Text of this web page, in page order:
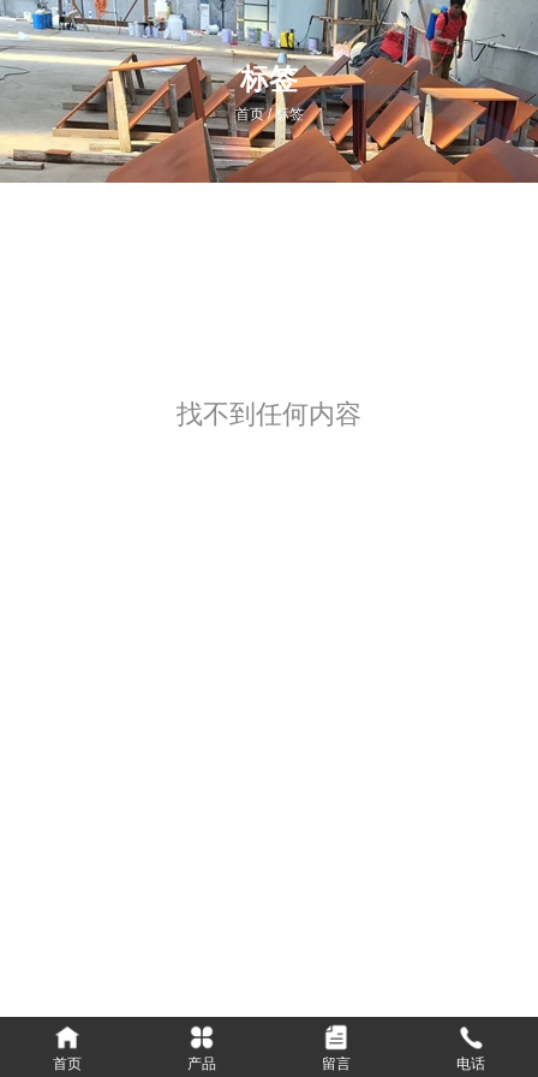
标签
首页/标签
找不到任何内容
首页 产品 留言 电话